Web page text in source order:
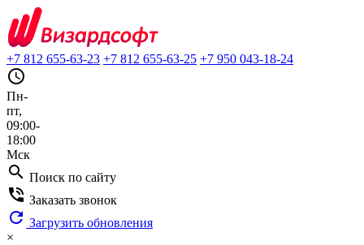
+7 812 655-63-23 +7 812 655-63-25 +7 950 043-18-24
query_builder
Пн-
пт,
09:00-
18:00
Мск
search Поиск по сайту
phone_in_talk Заказать звонок
refresh Загрузить обновления
×